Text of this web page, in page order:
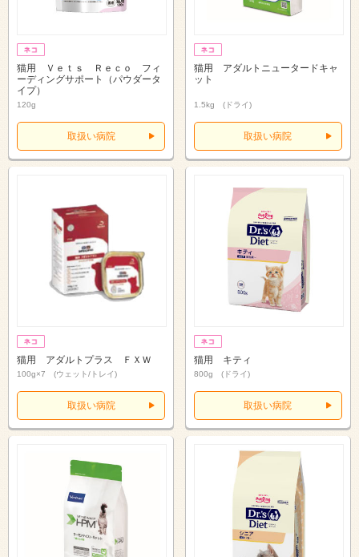
猫用 Ｖｅｔｓ Ｒｅｃｏ フィ
ーディングサポート（パウダータ
イプ）
120g
取扱い病院
猫用 アダルトニュータードキャ
ット
1.5kg (ドライ)
取扱い病院
猫用 アダルトプラス ＦＸＷ
100g×7 (ウェット/トレイ)
取扱い病院
猫用 キティ
800g (ドライ)
取扱い病院